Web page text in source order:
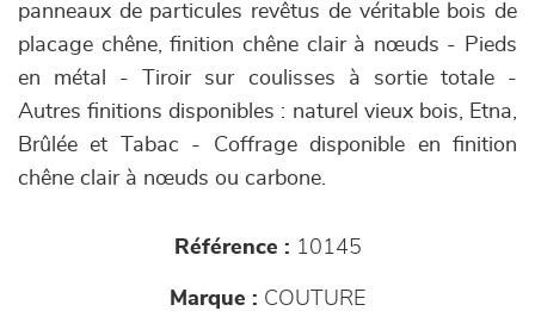
panneaux de particules revêtus de véritable bois de
placage chêne, finition chêne clair à nœuds - Pieds
en métal - Tiroir sur coulisses à sortie totale -
Autres finitions disponibles : naturel vieux bois, Etna,
Brûlée et Tabac - Coffrage disponible en finition
chêne clair à nœuds ou carbone.
Référence : 10145
Marque : COUTURE